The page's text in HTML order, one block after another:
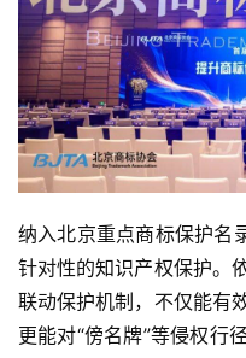
纳入北京重点商标保护名
针对性的知识产权保护。
联动保护机制，不仅能有
更能对“傍名牌”等侵权行